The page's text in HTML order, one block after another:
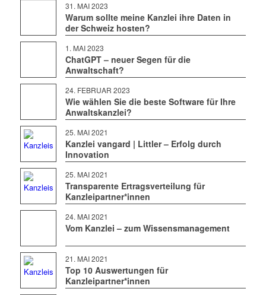
31. MAI 2023
Warum sollte meine Kanzlei ihre Daten in
der Schweiz hosten?
1. MAI 2023
ChatGPT – neuer Segen für die
Anwaltschaft?
24. FEBRUAR 2023
Wie wählen Sie die beste Software für Ihre
Anwaltskanzlei?
25. MAI 2021
Kanzlei vangard | Littler – Erfolg durch
Innovation
25. MAI 2021
Transparente Ertragsverteilung für
Kanzleipartner*innen
24. MAI 2021
Vom Kanzlei – zum Wissensmanagement
21. MAI 2021
Top 10 Auswertungen für
Kanzleipartner*innen